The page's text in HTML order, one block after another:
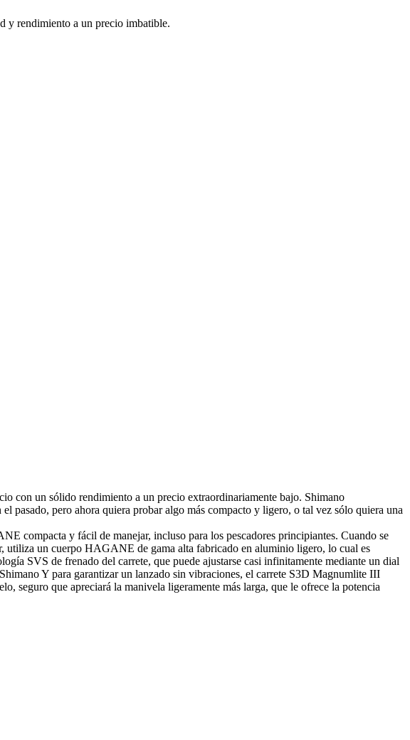
y rendimiento a un precio imbatible.
con un sólido rendimiento a un precio extraordinariamente bajo. Shimano
pasado, pero ahora quiera probar algo más compacto y ligero, o tal vez sólo quiera una
compacta y fácil de manejar, incluso para los pescadores principiantes. Cuando se
utiliza un cuerpo HAGANE de gama alta fabricado en aluminio ligero, lo cual es
SVS de frenado del carrete, que puede ajustarse casi infinitamente mediante un dial
Y para garantizar un lanzado sin vibraciones, el carrete S3D Magnumlite III
seguro que apreciará la manivela ligeramente más larga, que le ofrece la potencia